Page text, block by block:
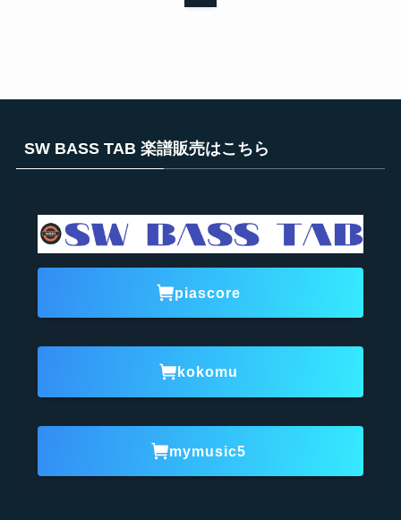
SW BASS TAB 楽譜販売はこちら
piascore
kokomu
mymusic5